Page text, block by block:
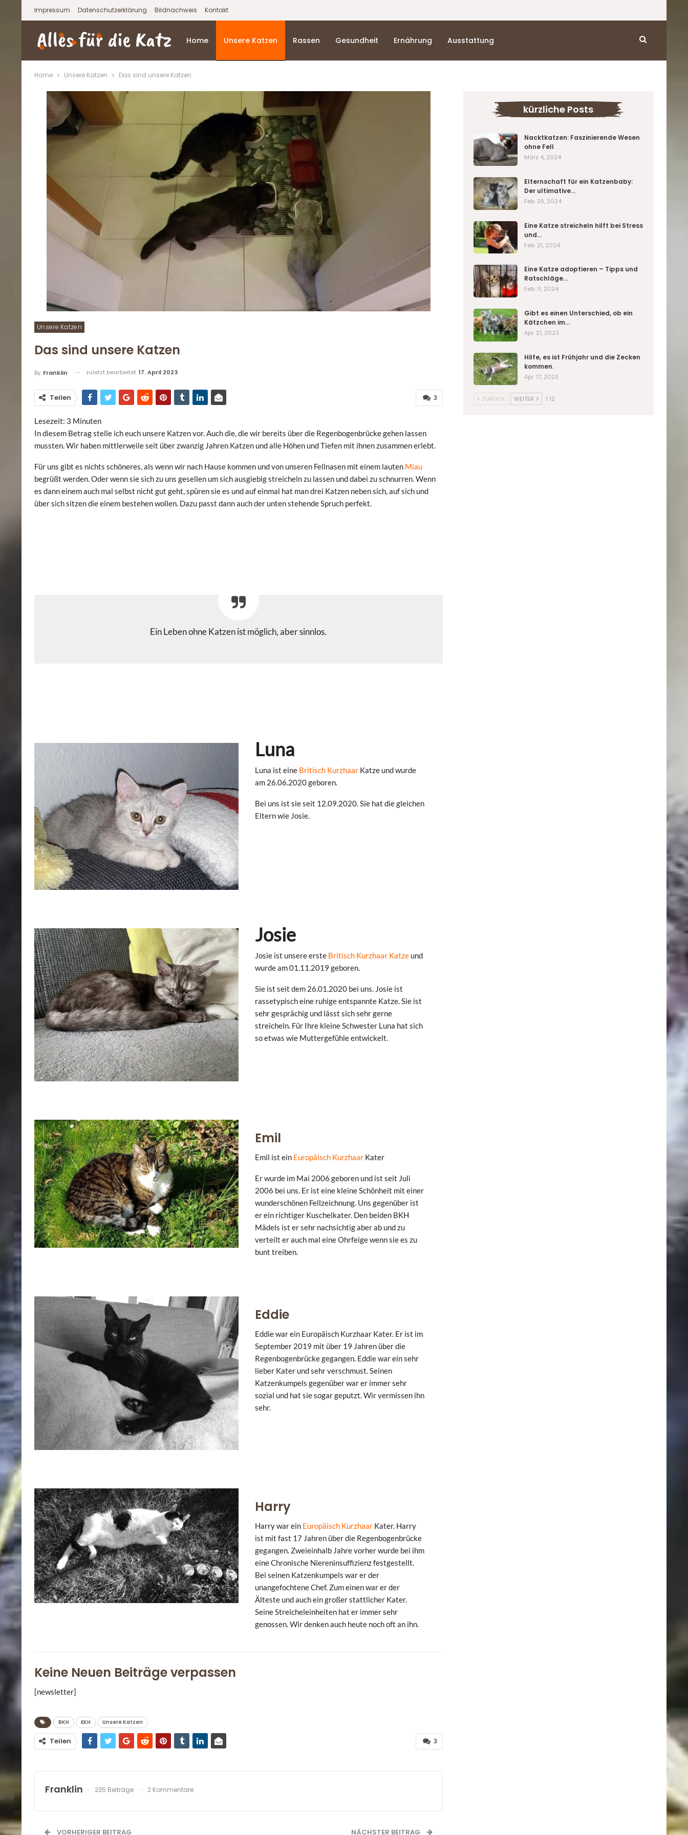
Impressum Datenschutzerklärung Bildnachweis Kontakt
Home Unsere Katzen Rassen Gesundheit Ernährung Ausstattung
Home Unsere Katzen Das sind unsere Katzen
Unsere Katzen
Das sind unsere Katzen
By Franklin zuletzt bearbeitet 17. April 2023
3
Teilen
Lesezeit: 3 Minuten
In diesem Betrag stelle ich euch unsere Katzen vor. Auch die, die wir bereits über die Regenbogenbrücke gehen lassen
mussten. Wir haben mittlerweile seit über zwanzig Jahren Katzen und alle Höhen und Tiefen mit ihnen zusammen erlebt.
Für uns gibt es nichts schöneres, als wenn wir nach Hause kommen und von unseren Fellnasen mit einem lauten Miau
begrüßt werden. Oder wenn sie sich zu uns gesellen um sich ausgiebig streicheln zu lassen und dabei zu schnurren. Wenn
es dann einem auch mal selbst nicht gut geht, spüren sie es und auf einmal hat man drei Katzen neben sich, auf sich und
über sich sitzen die einem bestehen wollen. Dazu passt dann auch der unten stehende Spruch perfekt.
Ein Leben ohne Katzen ist möglich, aber sinnlos.
Luna
Luna ist eine Britisch KurzhaarKatze und wurde
am 26.06.2020 geboren.
Bei uns ist sie seit 12.09.2020. Sie hat die gleichen
Eltern wie Josie.
Josie
Josie ist unsere erste Britisch Kurzhaar Katzeund
wurde am 01.11.2019 geboren.
Sie ist seit dem 26.01.2020 bei uns. Josie ist
rassetypisch eine ruhige entspannte Katze. Sie ist
sehr gesprächig und lässt sich sehr gerne
streicheln. Für Ihre kleine Schwester Luna hat sich
so etwas wie Muttergefühle entwickelt.
Emil
Emil ist ein Europäisch KurzhaarKater
Er wurde im Mai 2006 geboren und ist seit Juli
2006 bei uns. Er ist eine kleine Schönheit mit einer
wunderschönen Fellzeichnung. Uns gegenüber ist
er ein richtiger Kuschelkater. Den beiden BKH
Mädels ist er sehr nachsichtig aber ab und zu
verteilt er auch mal eine Ohrfeige wenn sie es zu
bunt treiben.
Eddie
Eddie war ein Europäisch Kurzhaar Kater. Er ist im
September 2019 mit über 19 Jahren über die
Regenbogenbrücke gegangen. Eddie war ein sehr
lieber Kater und sehr verschmust. Seinen
Katzenkumpels gegenüber war er immer sehr
sozial und hat sie sogar geputzt. Wir vermissen ihn
sehr.
Harry
Harry war ein Europäisch KurzhaarKater. Harry
ist mit fast 17 Jahren über die Regenbogenbrücke
gegangen. Zweieinhalb Jahre vorher wurde bei ihm
eine Chronische Niereninsuffizienz festgestellt.
Bei seinen Katzenkumpels war er der
unangefochtene Chef. Zum einen war er der
Älteste und auch ein großer stattlicher Kater.
Seine Streicheleinheiten hat er immer sehr
genossen. Wir denken auch heute noch oft an ihn.
Keine Neuen Beiträge verpassen
[newsletter]
BKH EKH Unsere Katzen
3
Teilen
Franklin 235 Beiträge 2 Kommentare
VORHERIGER BEITRAG NÄCHSTER BEITRAG
kürzliche Posts
Nacktkatzen: Faszinierende Wesen
ohne Fell
März 4, 2024
Elternschaft für ein Katzenbaby:
Der ultimative…
Feb. 29, 2024
Eine Katze streicheln hilft bei Stress
und…
Feb. 21, 2024
Eine Katze adoptieren – Tipps und
Ratschläge…
Feb. 11, 2024
Gibt es einen Unterschied, ob ein
Kätzchen im…
Apr. 21, 2023
Hilfe, es ist Frühjahr und die Zecken
kommen.
Apr. 17, 2023
ZURÜCK WEITER 1 12